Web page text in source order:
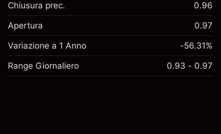
Chiusura prec. 0.96
Apertura 0.97
Variazione a 1 Anno -56.31%
Range Giornaliero 0.93 - 0.97